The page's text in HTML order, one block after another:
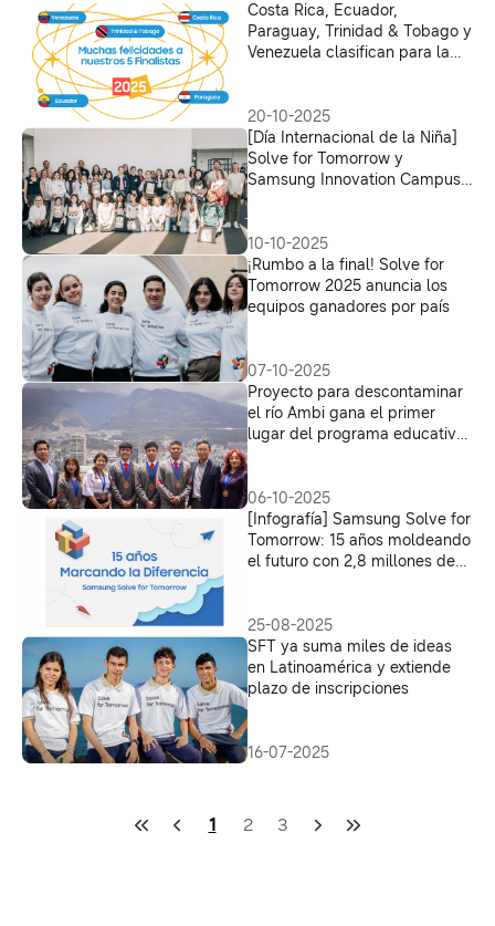
Costa Rica, Ecuador,
Paraguay, Trinidad & Tobago y
Venezuela clasifican para la
20-10-2025
[Día Internacional de la Niña]
Solve for Tomorrow y
Samsung Innovation Campus
10-10-2025
¡Rumbo a la final! Solve for
Tomorrow 2025 anuncia los
equipos ganadores por país
07-10-2025
Proyecto para descontaminar
el río Ambi gana el primer
lugar del programa educativo
06-10-2025
[Infografía] Samsung Solve for
Tomorrow: 15 años moldeando
el futuro con 2,8 millones de
25-08-2025
SFT ya suma miles de ideas
en Latinoamérica y extiende
plazo de inscripciones
16-07-2025
1 2 3